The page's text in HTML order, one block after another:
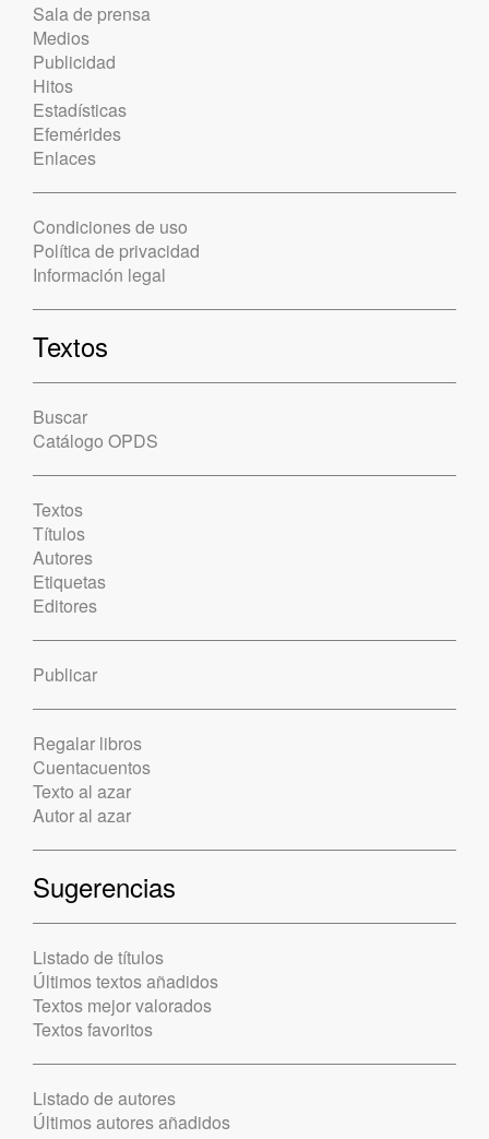
Sala de prensa
Medios
Publicidad
Hitos
Estadísticas
Efemérides
Enlaces
Condiciones de uso
Política de privacidad
Información legal
Textos
Buscar
Catálogo OPDS
Textos
Títulos
Autores
Etiquetas
Editores
Publicar
Regalar libros
Cuentacuentos
Texto al azar
Autor al azar
Sugerencias
Listado de títulos
Últimos textos añadidos
Textos mejor valorados
Textos favoritos
Listado de autores
Últimos autores añadidos